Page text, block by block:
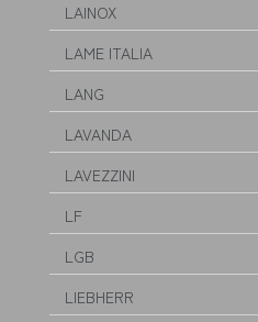
LAINOX
LAME ITALIA
LANG
LAVANDA
LAVEZZINI
LF
LGB
LIEBHERR